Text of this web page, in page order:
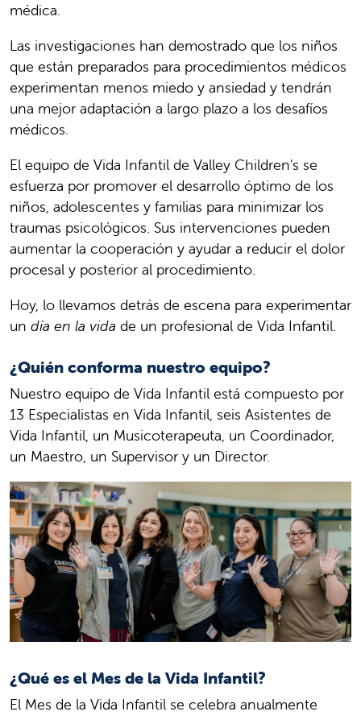
médica.
Las investigaciones han demostrado que los niños
que están preparados para procedimientos médicos
experimentan menos miedo y ansiedad y tendrán
una mejor adaptación a largo plazo a los desafíos
médicos.
El equipo de Vida Infantil de Valley Children's se
esfuerza por promover el desarrollo óptimo de los
niños, adolescentes y familias para minimizar los
traumas psicológicos. Sus intervenciones pueden
aumentar la cooperación y ayudar a reducir el dolor
procesal y posterior al procedimiento.
Hoy, lo llevamos detrás de escena para experimentar
un día en la vida de un profesional de Vida Infantil.
¿Quién conforma nuestro equipo?
Nuestro equipo de Vida Infantil está compuesto por
13 Especialistas en Vida Infantil, seis Asistentes de
Vida Infantil, un Musicoterapeuta, un Coordinador,
un Maestro, un Supervisor y un Director.
¿Qué es el Mes de la Vida Infantil?
El Mes de la Vida Infantil se celebra anualmente